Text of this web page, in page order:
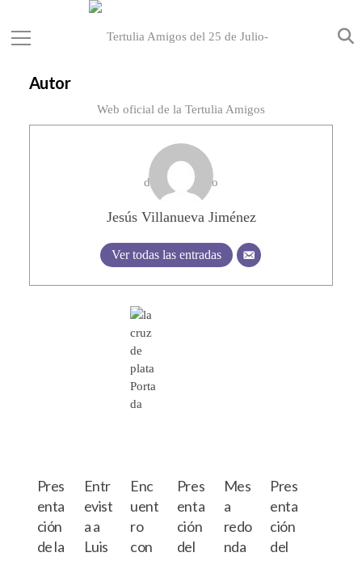
Autor
Jesús Villanueva Jiménez
Ver todas las entradas
Pres
enta
ción
de la
Entr
evist
a a
Luis
Enc
uent
ro
con
Pres
enta
ción
del
Mes
a
redo
nda
Pres
enta
ción
del